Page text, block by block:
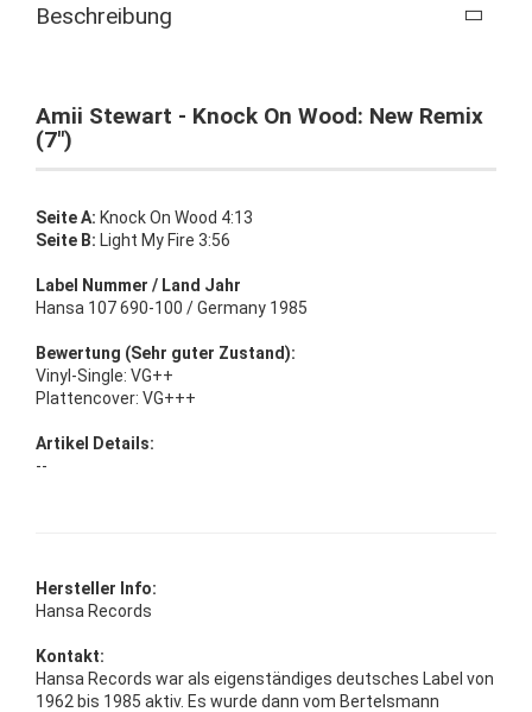
Beschreibung
Amii Stewart - Knock On Wood: New Remix
(7")
Seite A: Knock On Wood 4:13
Seite B: Light My Fire 3:56
Label Nummer / Land Jahr
Hansa 107 690-100 / Germany 1985
Bewertung (Sehr guter Zustand):
Vinyl-Single: VG++
Plattencover: VG+++
Artikel Details:
--
Hersteller Info:
Hansa Records
Kontakt:
Hansa Records war als eigenständiges deutsches Label von
1962 bis 1985 aktiv. Es wurde dann vom Bertelsmann